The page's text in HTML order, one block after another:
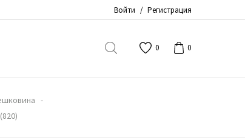
Войти / Регистрация
0 0